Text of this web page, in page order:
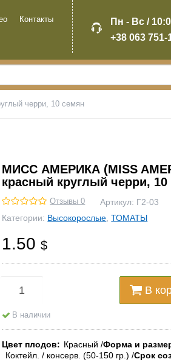
Контакты
Пн - Вс /
+38 063 751-
черри, 10 семян
МИСС АМЕРИКА (MISS
красный круглый черри, 10
Отзывы 0 Артикул: Г2-03
Категории: Высокорослые ,ТОМАТЫ
1.50$
В
В наличии
Цвет плодов Красный Форма и
Коктейл. / консерв. (50-150 гр.) Срок